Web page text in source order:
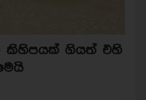
කිහිපයක් ගියත් එහි